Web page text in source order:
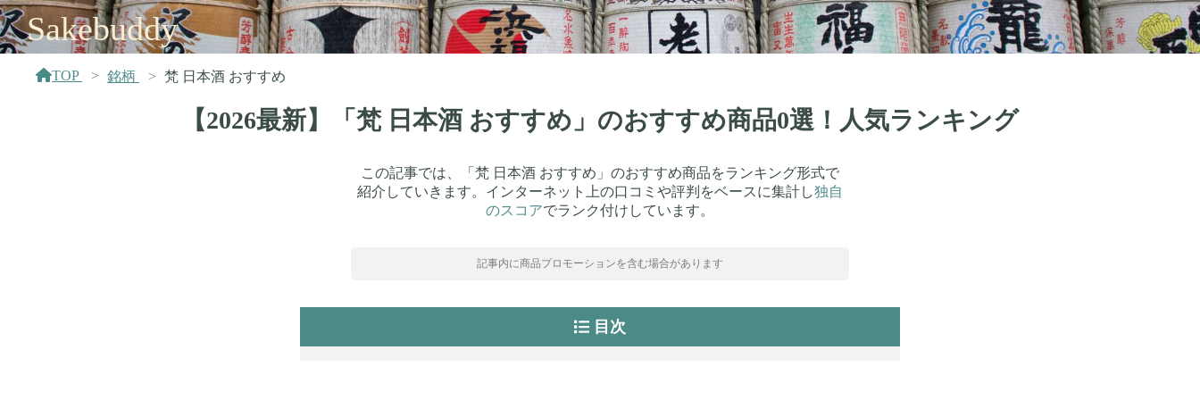
Sakebuddy
TOP 銘柄 梵 日本酒 おすすめ
【2026最新】「梵 日本酒 おすすめ」のおすすめ商品0選！人気ランキング
この記事では、「梵 日本酒 おすすめ」のおすすめ商品をランキング形式で
紹介していきます。インターネット上の口コミや評判をベースに集計し独自
のスコアでランク付けしています。
記事内に商品プロモーションを含む場合があります
目次